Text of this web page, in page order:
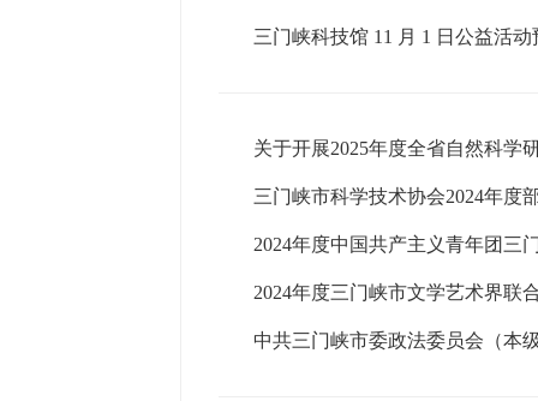
三门峡科技馆 11 月 1 日公益活动
关于开展2025年度全省自然科学
三门峡市科学技术协会2024年度
2024年度中国共产主义青年团三
2024年度三门峡市文学艺术界联
中共三门峡市委政法委员会（本